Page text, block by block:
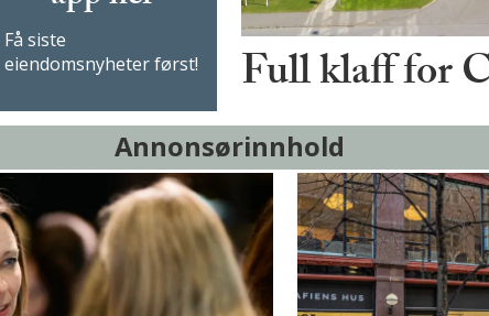
Få siste
eiendomsnyheter først!
Full klaff for
Annonsørinnhold